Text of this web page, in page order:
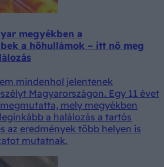
megyékben a
a hőhullámok – itt nő meg
mindenhol jelentenek
Magyarországon. Egy 11 évet
mely megyékben
a halálozás a tartós
az eredmények több helyen is
mutatnak.